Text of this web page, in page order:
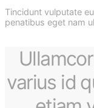
Tincidunt vulputate
penatibus eget nam
varius id